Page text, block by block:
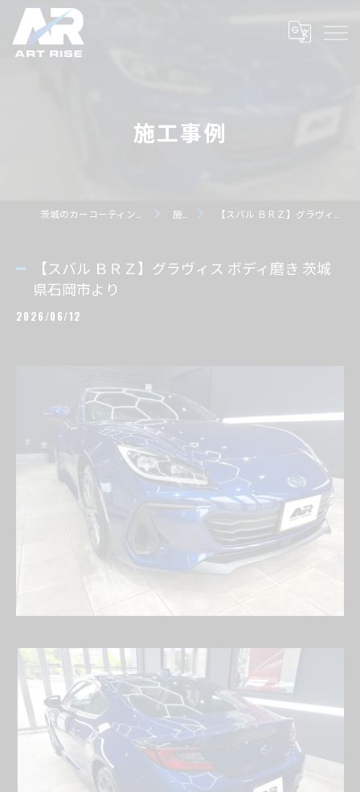
施工事例
施工事例 【スバル ＢＲＺ】グラヴィス ボディ磨き 茨城県石岡市より
【スバル ＢＲＺ】グラヴィス ボディ磨き 茨城
県石岡市より
2026/06/12